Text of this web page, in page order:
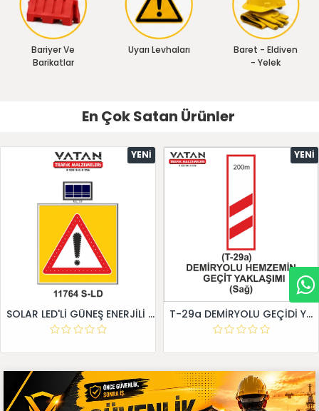
Bariyer Ve
Barikatlar
Uyarı Levhaları
Baret - Eldiven
- Yelek
En Çok Satan Ürünler
YENI
SOLAR LED'Lİ GÜNEŞ ENERJİLİ LEVHA
YENI
T-29a DEMİRYOLU GEÇİDİ YAKLAŞIM LEVHALARI (Sağ)